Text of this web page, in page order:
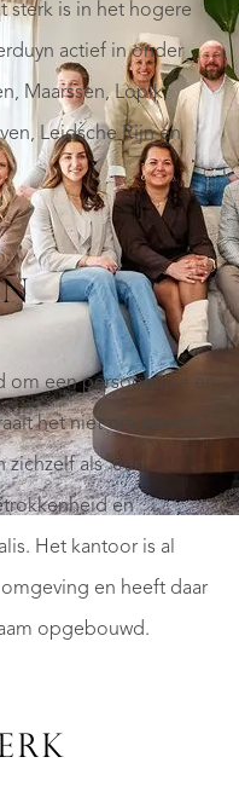
sterk is in het hogere
actief in onder
Maarssen, Lopik,
Leidsche Rijn en
om een persoonlijke en
het niet om stenen,
zichzelf als 'een
en
Het kantoor is al
en heeft daar
opgebouwd.